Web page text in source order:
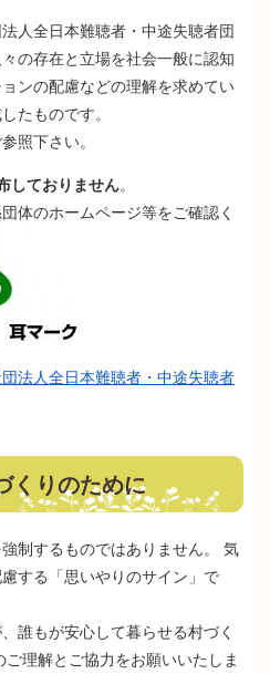
人全日本難聴者・中途失聴者団
の存在と立場を社会一般に認知
ンの配慮などの理解を求めてい
たものです。
照下さい。
しておりません。
体のホームページ等をご確認く
法人全日本難聴者・中途失聴者
くりのために
制するものではありません。 気
する「思いやりのサイン」で
誰もが安心して暮らせる村づく
理解とご協力をお願いいたしま